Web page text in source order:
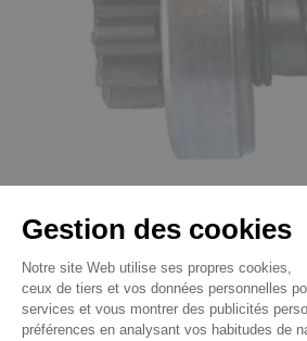
Lanceur / Pignon pour
9000331201 / 9000331203